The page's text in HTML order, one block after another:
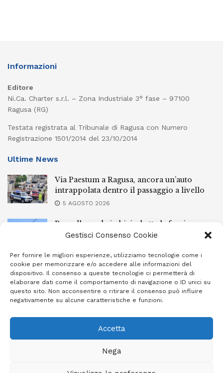
Gestisci Consenso Cookie
Per fornire le migliori esperienze, utilizziamo tecnologie come i
cookie per memorizzare e/o accedere alle informazioni del
dispositivo. Il consenso a queste tecnologie ci permetterà di
elaborare dati come il comportamento di navigazione o ID unici su
questo sito. Non acconsentire o ritirare il consenso può influire
negativamente su alcune caratteristiche e funzioni.
Accetta
Nega
Informazioni
Editore
Ni.Ca. Charter s.r.l. – Zona Industriale 3° fase – 97100
Ragusa (RG)
Testata registrata al Tribunale di Ragusa con Numero
Registrazione 1501/2014 del 23/10/2014
Ultime News
Via Paestum a Ragusa, ancora un’auto
intrappolata dentro il passaggio a livello
5 AGOSTO 2026
Pozzallo, cade in bici e batte la faccia:
elisoccorsa
Spettacolare “Sciuta” per la Madonna della
neve oggi a Giarratana
5 AGOSTO 2026